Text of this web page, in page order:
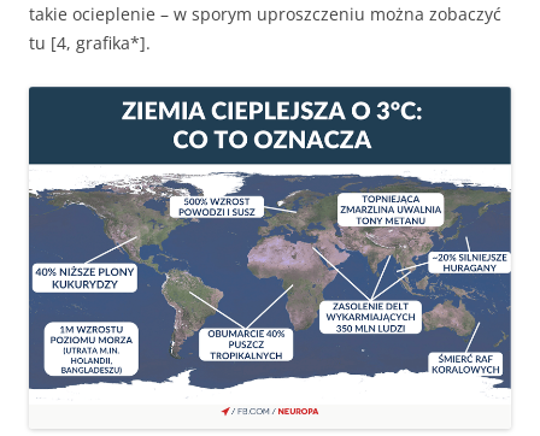
takie ocieplenie – w sporym uproszczeniu można zobaczyć
tu [4, grafika*].